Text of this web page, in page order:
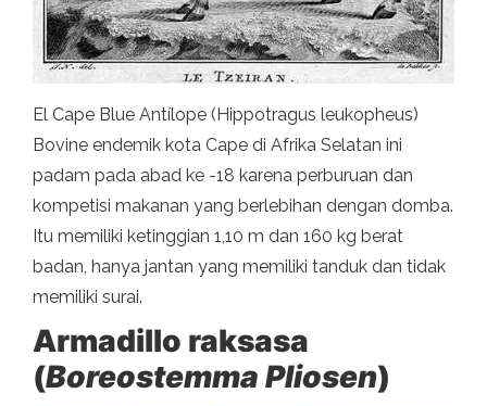
El Cape Blue Antílope (Hippotragus leukopheus)
Bovine endemik kota Cape di Afrika Selatan ini
padam pada abad ke -18 karena perburuan dan
kompetisi makanan yang berlebihan dengan domba.
Itu memiliki ketinggian 1,10 m dan 160 kg berat
badan, hanya jantan yang memiliki tanduk dan tidak
memiliki surai.
Armadillo raksasa
(Boreostemma Pliosen)